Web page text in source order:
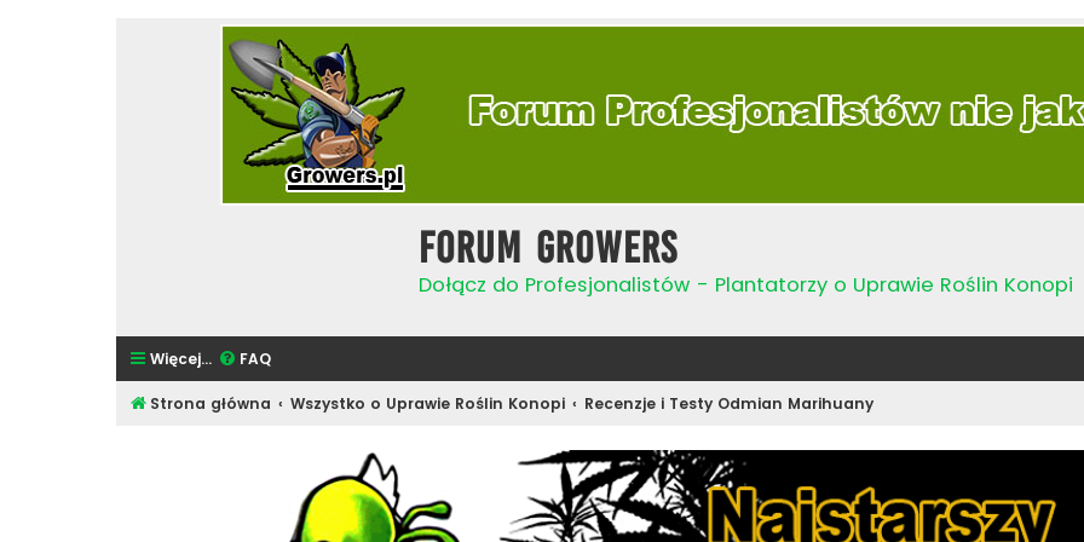
Forum Growers
Dołącz do Profesjonalistów - Plantatorzy o Uprawie Roślin Konopi
Więcej… FAQ
Strona główna Wszystko o Uprawie Roślin Konopi Recenzje i Testy Odmian Marihuany